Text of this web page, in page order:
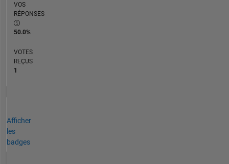
VOS
RÉPONSES
50.0%
VOTES
REÇUS
1
Afficher
les
badges